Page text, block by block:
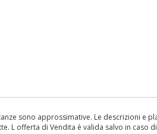
sono approssimative. Le descrizioni e
L offerta di Vendita è valida salvo in